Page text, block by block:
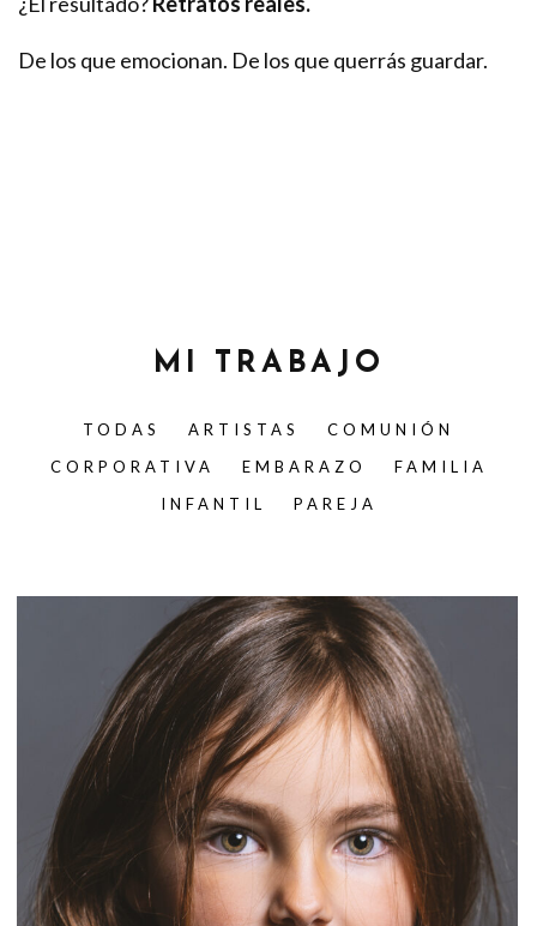
De los que emocionan. De los que querrás guardar.
MI TRABAJO
TODAS ARTISTAS
COMUNIÓN
CORPORATIVA
EMBARAZO
FAMILIA
INFANTIL
PAREJA